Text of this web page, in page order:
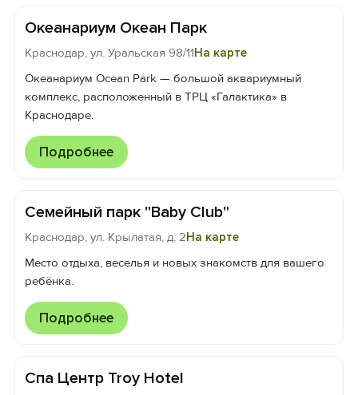
Океанариум Океан Парк
Краснодар, ул. Уральская 98/11На карте
Океанариум Оcean Park — большой аквариумный
комплекс, расположенный в ТРЦ «Галактика» в
Краснодаре.
Подробнее
Семейный парк "Baby Club"
Краснодар, ул. Крылатая, д. 2На карте
Место отдыха, веселья и новых знакомств для вашего
ребёнка.
Подробнее
Спа Центр Troy Hotel